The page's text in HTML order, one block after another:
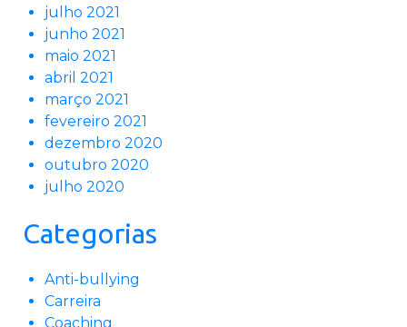
julho 2021
junho 2021
maio 2021
abril 2021
março 2021
fevereiro 2021
dezembro 2020
outubro 2020
julho 2020
Categorias
Anti-bullying
Carreira
Coaching